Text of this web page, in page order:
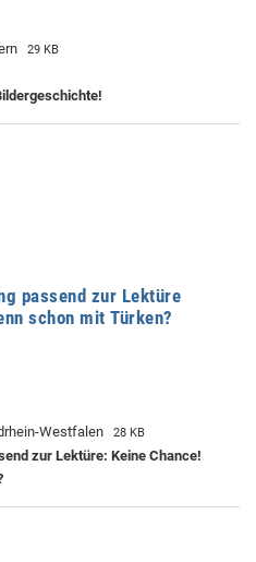
29 KB
passend zur Lektüre
schon mit Türken?
Westfalen 28 KB
zur Lektüre: Keine Chance!